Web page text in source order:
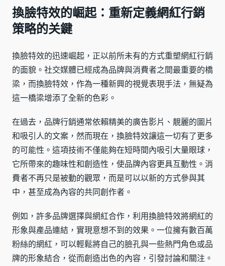
換臉特效的崛起：重新定義網紅行銷
策略的关鍵
換臉特效的迅速崛起，正以前所未有的方式重塑網紅行銷
的面貌。社交媒體已經成為品牌與消費者之間最重要的橋
梁，而換臉特效，作為一種新興的視覺表現手法，無疑為
這一橋梁增添了全新的色彩。
在過去，品牌行銷通常依賴精美的廣告影片、靚麗的圖片
和吸引人的文案，然而現在，換臉特效讓這一切有了更多
的可能性。這項技術不僅能夠在短時間內吸引大量眼球，
它所帶來的趣味性和創造性，使品牌內容更具互動性。消
費者不再只是被動的觀眾，而是可以以新的方式參與其
中，甚至成為內容的共同創作者。
例如，許多品牌選擇與網紅合作，利用換臉特效將網紅的
形象與產品連結，實現意想不到的效果。一位擁有數百萬
粉絲的網紅，可以輕鬆將自己的臉孔與一些熱門角色或品
牌的形象結合，從而創造出色的內容，引發討論和關注。